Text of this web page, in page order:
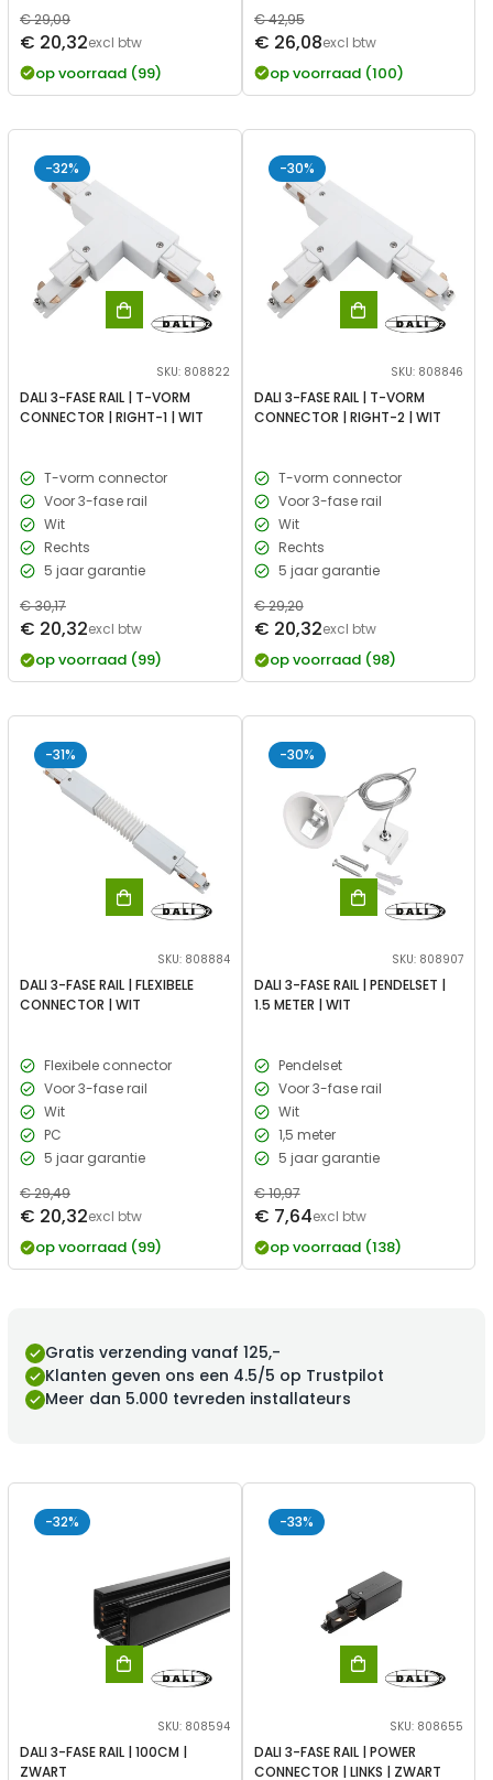
Verkoopprijs
Normale
prijs
€ 29,09
€ 20,32excl btw
op voorraad (99)
Verkoopprijs
Normale
prijs
€ 42,95
€ 26,08excl btw
op voorraad (100)
-32%
SKU: 808822
DALI 3-FASE RAIL | T-VORM
CONNECTOR | RIGHT-1 | WIT
T-vorm connector
Voor 3-fase rail
Wit
Rechts
5 jaar garantie
Verkoopprijs
Normale
prijs
€ 30,17
€ 20,32excl btw
op voorraad (99)
-30%
SKU: 808846
DALI 3-FASE RAIL | T-VORM
CONNECTOR | RIGHT-2 | WIT
T-vorm connector
Voor 3-fase rail
Wit
Rechts
5 jaar garantie
Verkoopprijs
Normale
prijs
€ 29,20
€ 20,32excl btw
op voorraad (98)
-31%
SKU: 808884
DALI 3-FASE RAIL | FLEXIBELE
CONNECTOR | WIT
Flexibele connector
Voor 3-fase rail
Wit
PC
5 jaar garantie
Verkoopprijs
Normale
prijs
€ 29,49
€ 20,32excl btw
op voorraad (99)
-30%
SKU: 808907
DALI 3-FASE RAIL | PENDELSET |
1.5 METER | WIT
Pendelset
Voor 3-fase rail
Wit
1,5 meter
5 jaar garantie
Verkoopprijs
Normale
prijs
€ 10,97
€ 7,64excl btw
op voorraad (138)
Gratis verzending vanaf 125,-
Klanten geven ons een 4.5/5 op Trustpilot
Meer dan 5.000 tevreden installateurs
-32%
SKU: 808594
DALI 3-FASE RAIL | 100CM |
ZWART
-33%
SKU: 808655
DALI 3-FASE RAIL | POWER
CONNECTOR | LINKS | ZWART